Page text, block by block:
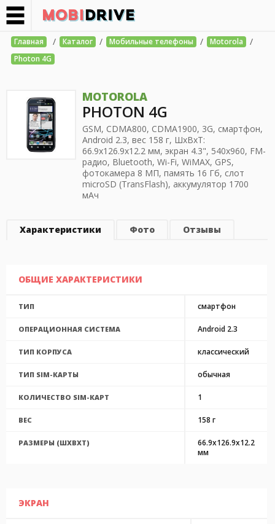
Главная / Каталог / Мобильные телефоны / Motorola /
Photon 4G
MOTOROLA
PHOTON 4G
GSM, CDMA800, CDMA1900, 3G, смартфон,
Android 2.3, вес 158 г, ШхВхТ:
66.9x126.9x12.2 мм, экран 4.3", 540x960, FM-
радио, Bluetooth, Wi-Fi, WiMAX, GPS,
фотокамера 8 МП, память 16 Гб, слот
microSD (TransFlash), аккумулятор 1700
мАч
Характеристики Фото Отзывы
ОБЩИЕ ХАРАКТЕРИСТИКИ
ТИП смартфон
ОПЕРАЦИОННАЯ СИСТЕМА Android 2.3
ТИП КОРПУСА классический
ТИП SIM-КАРТЫ обычная
КОЛИЧЕСТВО SIM-КАРТ 1
ВЕС 158 г
РАЗМЕРЫ (ШXВXТ)
66.9x126.9x12.2
мм
ЭКРАН